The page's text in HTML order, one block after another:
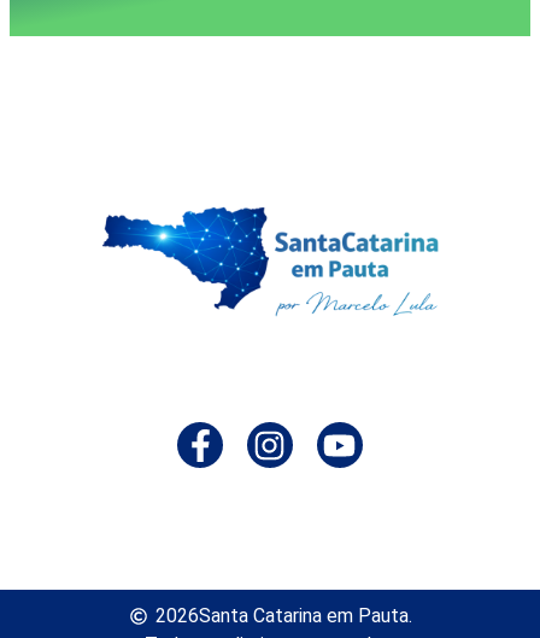
2026Santa Catarina em Pauta.